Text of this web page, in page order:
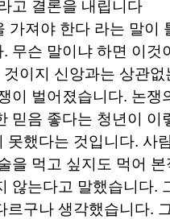
고 결론을 내립니다
가져야 한다 라는 말이
. 무슨 말이냐 하면 이것
이지 신앙과는 상관없
이 벌어졌습니다. 논쟁
믿음 좋다는 청년이
못했다는 것입니다. 사
을 먹고 싶지도 먹어
않는다고 말했습니다.
르구나 생각했습니다.